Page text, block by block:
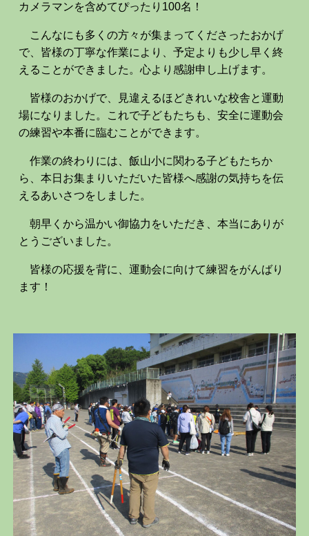
カメラマンを含めてぴったり100名！
こんなにも多くの方々が集まってくださったおかげ
で、皆様の丁寧な作業により、予定よりも少し早く終
えることができました。心より感謝申し上げます。
皆様のおかげで、見違えるほどきれいな校舎と運動
場になりました。これで子どもたちも、安全に運動会
の練習や本番に臨むことができます。
作業の終わりには、飯山小に関わる子どもたちか
ら、本日お集まりいただいた皆様へ感謝の気持ちを伝
えるあいさつをしました。
朝早くから温かい御協力をいただき、本当にありが
とうございました。
皆様の応援を背に、運動会に向けて練習をがんばり
ます！